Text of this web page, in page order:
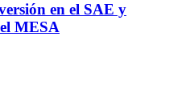
en el SAE y
MESA